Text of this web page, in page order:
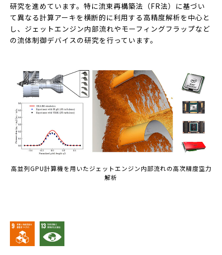
研究を進めています。特に流束再構築法（FR法）に基づい
て異なる計算アーキを横断的に利用する高精度解析を中心と
し、ジェットエンジン内部流れやモーフィングフラップなど
の流体制御デバイスの研究を行っています。
高並列GPU計算機を用いたジェットエンジン内部流れの高次精度空力
解析